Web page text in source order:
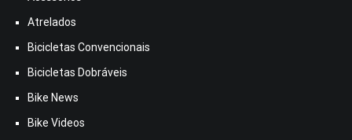
Atrelados
Bicicletas Convencionais
Bicicletas Dobráveis
Bike News
Bike Videos